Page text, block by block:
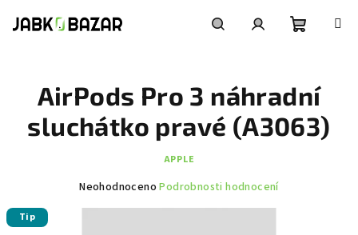
košík
AirPods Pro 3 náhradní
sluchátko pravé (A3063)
APPLE
Průměrné
Neohodnoceno Podrobnosti hodnocení
Tip